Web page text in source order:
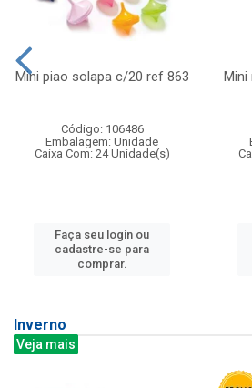
Mini piao solapa c/20 ref 863
Código: 106486
Embalagem: Unidade
Caixa Com: 24 Unidade(s)
Faça seu login ou
cadastre-se para
comprar.
Mini
Inverno
Veja mais